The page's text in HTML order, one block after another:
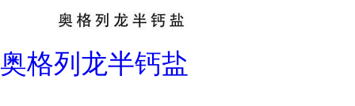
奥格列龙半钙盐